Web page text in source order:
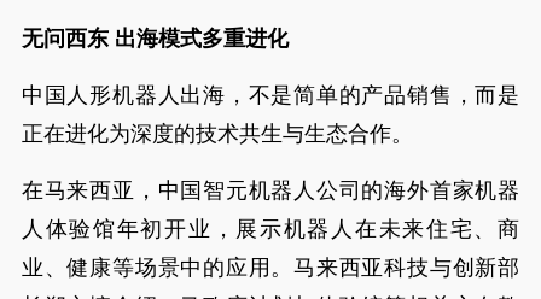
无问西东 出海模式多重进化
中国人形机器人出海，不是简单的产品销售，而是
正在进化为深度的技术共生与生态合作。
在马来西亚，中国智元机器人公司的海外首家机器
人体验馆年初开业，展示机器人在未来住宅、商
业、健康等场景中的应用。马来西亚科技与创新部